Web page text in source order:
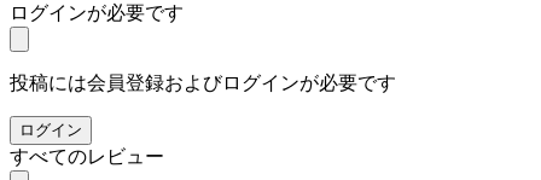
ログインが必要です
投稿には会員登録およびログインが必要です
ログイン
すべてのレビュー